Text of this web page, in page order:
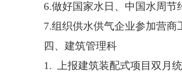
6.做好国家水日、中国水周节
7.组织供水供气企业参加营商
四、 建筑管理科
1. 上报建筑装配式项目双月统